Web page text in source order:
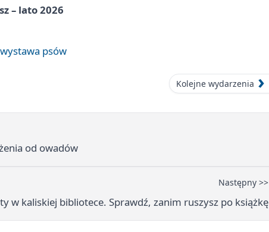
– lato 2026
psów
Kolejne wydarzenia
od owadów
Następny >>
w kaliskiej bibliotece. Sprawdź, zanim ruszysz po książkę